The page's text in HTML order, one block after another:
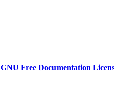
GNU Free Documentation